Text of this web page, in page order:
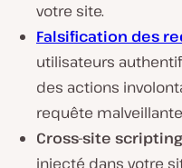
votre site.
Falsification des
utilisateurs
des actions
requête
Cross-site scripting
injecté dans votre